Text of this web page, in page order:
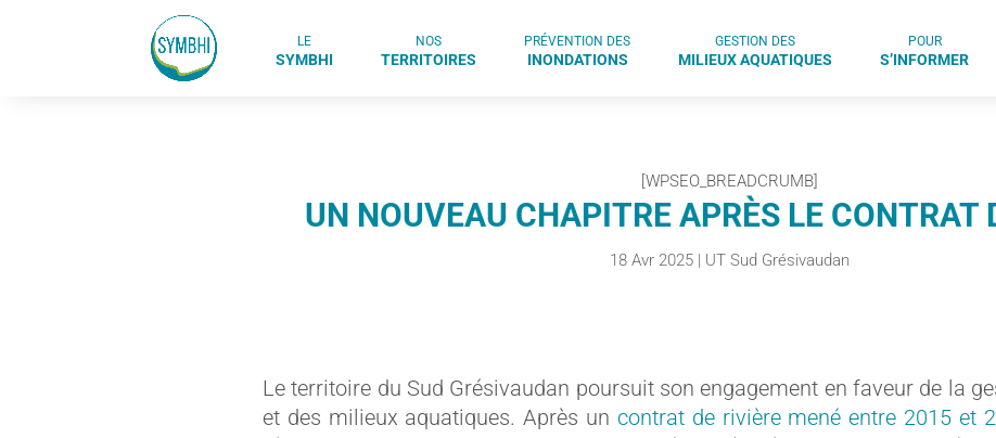
LE
SYMBHI
NOS
TERRITOIRES
PRÉVENTION DES
INONDATIONS
GESTION DES
MILIEUX AQUATIQUES
POUR
S’INFORMER
[WPSEO_BREADCRUMB]
UN NOUVEAU CHAPITRE APRÈS LE CONTRAT
18 Avr 2025| UT Sud Grésivaudan
Le territoire du Sud Grésivaudan poursuit son engagement en faveur de la
et des milieux aquatiques. Après un contrat de rivière mené entre 2015 et